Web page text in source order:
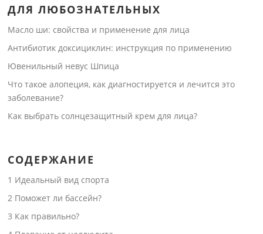
ДЛЯ ЛЮБОЗНАТЕЛЬНЫХ
Масло ши: свойства и применение для лица
Антибиотик доксициклин: инструкция по применению
Ювенильный невус Шпица
Что такое алопеция, как диагностируется и лечится это
заболевание?
Как выбрать солнцезащитный крем для лица?
СОДЕРЖАНИЕ
1 Идеальный вид спорта
2 Поможет ли бассейн?
3 Как правильно?